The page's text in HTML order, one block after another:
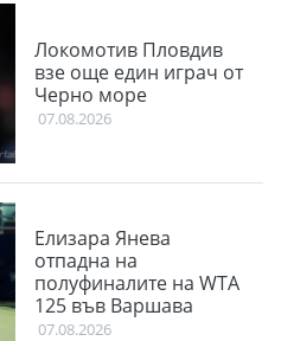
Локомотив Пловдив
взе още един играч от
Черно море
07.08.2026
Елизара Янева
отпадна на
полуфиналите на WTA
125 във Варшава
07.08.2026